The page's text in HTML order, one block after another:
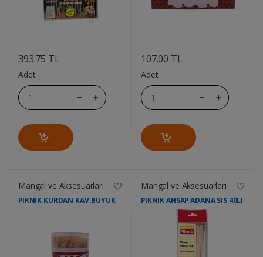
393.75 TL
Adet
107.00 TL
Adet
Mangal ve Aksesuarları
PIKNIK KURDAN KAV.BUYUK
Mangal ve Aksesuarları
PIKNIK AHSAP ADANA SIS 40LI